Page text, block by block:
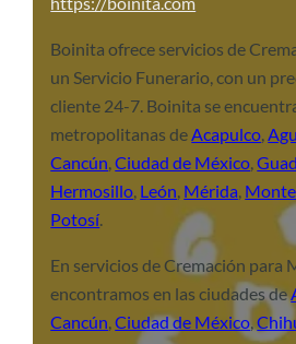
Boinita ofrece servicios de
un Servicio Funerario, con un
cliente 24-7. Boinita se
metropolitanas deAcapulco,
Cancún,Ciudad de México,
Hermosillo, León, Mérida,
Potosí.
En servicios de Cremación para
encontramos en las ciudades de
Cancún,Ciudad de México,